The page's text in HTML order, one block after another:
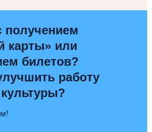
получением
карты» или
билетов?
работу